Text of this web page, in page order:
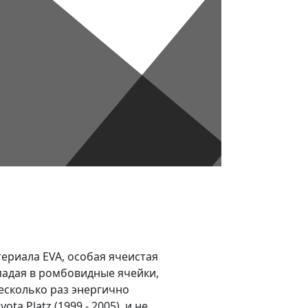
EVA, особая ячеистая
в ромбовидные ячейки,
раз энергично